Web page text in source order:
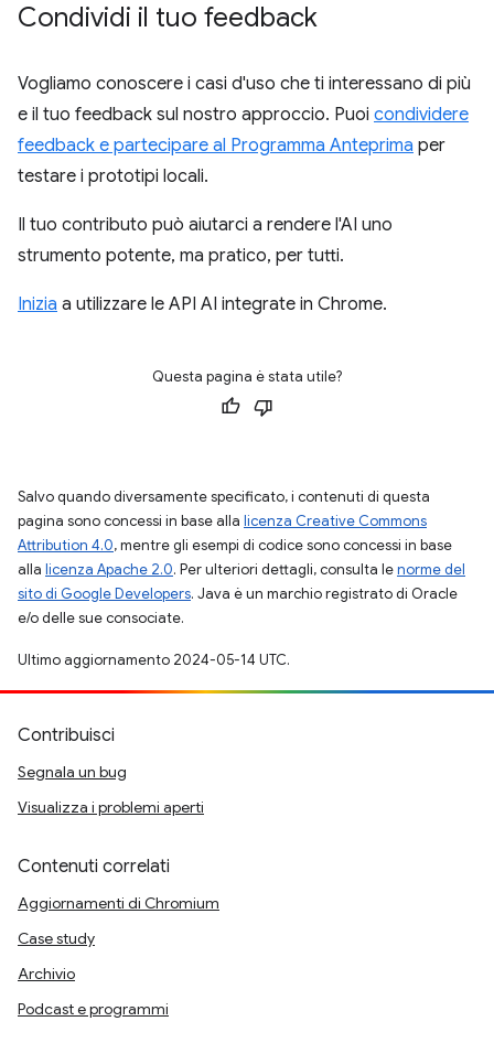
Condividi il tuo feedback
Vogliamo conoscere i casi d'uso che ti interessano di più
e il tuo feedback sul nostro approccio. Puoi condividere
feedback e partecipare al Programma Anteprima per
testare i prototipi locali.
Il tuo contributo può aiutarci a rendere l'AI uno
strumento potente, ma pratico, per tutti.
Inizia a utilizzare le API AI integrate in Chrome.
Questa pagina è stata utile?
Salvo quando diversamente specificato, i contenuti di questa
pagina sono concessi in base alla licenza Creative Commons
Attribution 4.0, mentre gli esempi di codice sono concessi in base
alla licenza Apache 2.0. Per ulteriori dettagli, consulta lenorme del
sito di Google Developers. Java è un marchio registrato di Oracle
e/o delle sue consociate.
Ultimo aggiornamento 2024-05-14 UTC.
Contribuisci
Segnala un bug
Visualizza i problemi aperti
Contenuti correlati
Aggiornamenti di Chromium
Case study
Archivio
Podcast e programmi